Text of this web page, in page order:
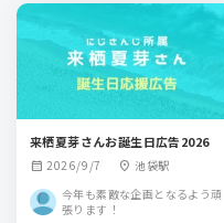
来栖夏芽さんお誕生日広告2026
calendar_month 2026/9/7 location_on 池袋駅
今年も素敵な企画となるよう頑
張ります！